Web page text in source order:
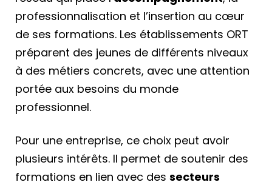
professionnalisation et l’insertion au cœur
de ses formations. Les établissements ORT
préparent des jeunes de différents niveaux
à des métiers concrets, avec une attention
portée aux besoins du monde
professionnel.
Pour une entreprise, ce choix peut avoir
plusieurs intérêts. Il permet de soutenir des
formations en lien avec des secteurs